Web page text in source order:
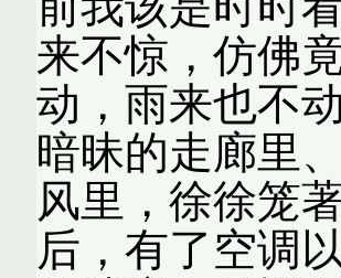
来不惊，仿佛
动，雨来也不
暗昧的走廊里
风里，徐徐笼
后，有了空调